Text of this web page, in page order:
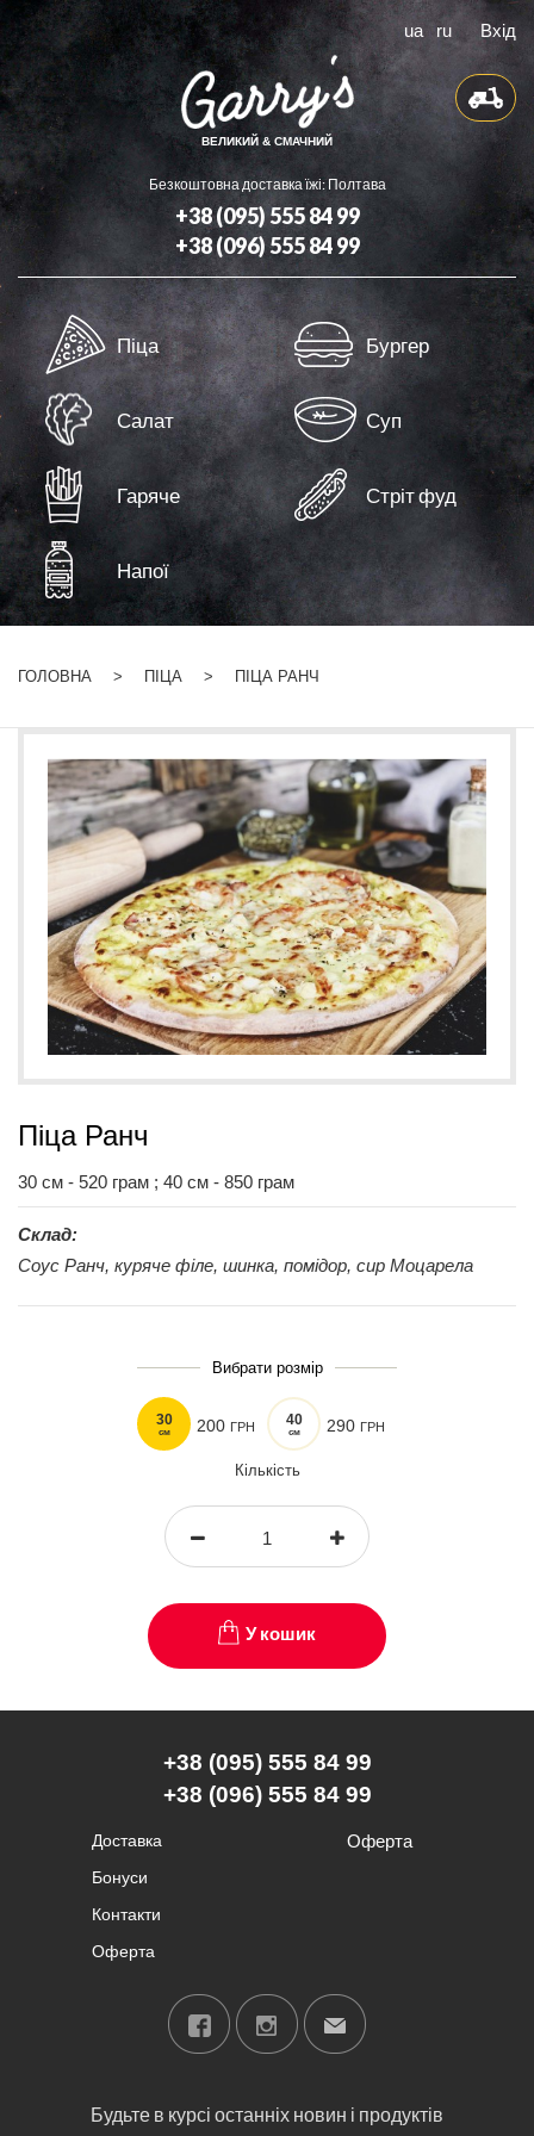
ua ru Вхід
ВЕЛИКИЙ & СМАЧНИЙ
Безкоштовна доставка їжі: Полтава
+38 (095) 555 84 99
+38 (096) 555 84 99
Доставка
Бонуси
Контакти
Оферта
Піца Бургер
Салат Суп
Гаряче Стріт фуд
Напої
ГОЛОВНА ПІЦА ПІЦА РАНЧ
Піца Ранч
30 см - 520 грам ; 40 см - 850 грам
Склад:
Соус Ранч, куряче філе, шинка, помідор, сир Моцарела
Вибрати розмір
30
см 200 ГРН 40
см 290 ГРН
Кількість
У кошик
+38 (095) 555 84 99
+38 (096) 555 84 99
Доставка
Бонуси
Контакти
Оферта
Оферта
Будьте в курсі останніх новин і продуктів